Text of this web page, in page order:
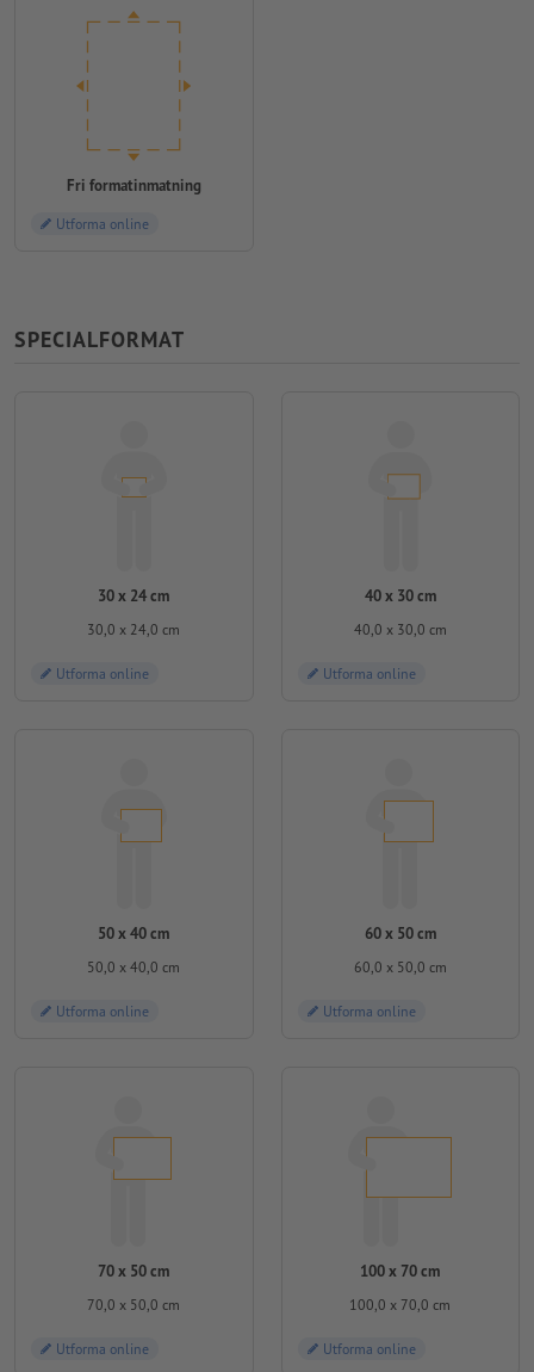
Fri formatinmatning
Utforma online
SPECIALFORMAT
30 x 24 cm
30,0 x 24,0 cm
Utforma online
40 x 30 cm
40,0 x 30,0 cm
Utforma online
50 x 40 cm
50,0 x 40,0 cm
Utforma online
60 x 50 cm
60,0 x 50,0 cm
Utforma online
70 x 50 cm
70,0 x 50,0 cm
Utforma online
100 x 70 cm
100,0 x 70,0 cm
Utforma online